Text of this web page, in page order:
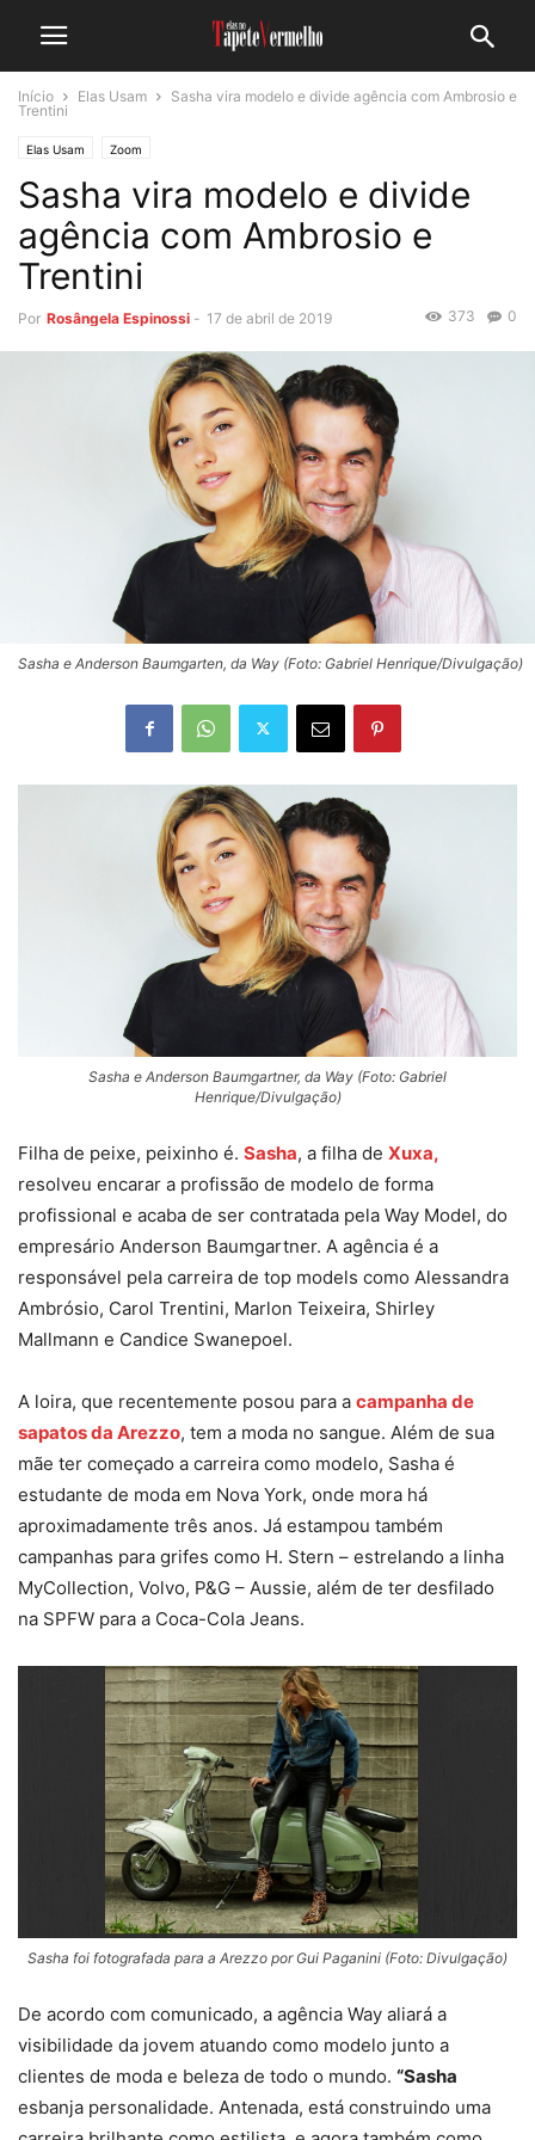
Início Elas Usam
Sasha vira modelo e divide agência com Ambrosio e
Trentini
Elas Usam Zoom
Sasha vira modelo e divide
agência com Ambrosio e
Trentini
Por Rosângela Espinossi - 17 de abril de 2019 0
373
Sasha e Anderson Baumgarten, da Way (Foto: Gabriel Henrique/Divulgação)
Sasha e Anderson Baumgartner, da Way (Foto: Gabriel
Henrique/Divulgação)
Filha de peixe, peixinho é. Sasha, a filha de Xuxa,
resolveu encarar a profissão de modelo de forma
profissional e acaba de ser contratada pela Way Model, do
empresário Anderson Baumgartner. A agência é a
responsável pela carreira de top models como Alessandra
Ambrósio, Carol Trentini, Marlon Teixeira, Shirley
Mallmann e Candice Swanepoel.
A loira, que recentemente posou para a campanha de
sapatos da Arezzo, tem a moda no sangue. Além de sua
mãe ter começado a carreira como modelo, Sasha é
estudante de moda em Nova York, onde mora há
aproximadamente três anos. Já estampou também
campanhas para grifes como H. Stern – estrelando a linha
MyCollection, Volvo, P&G – Aussie, além de ter desfilado
na SPFW para a Coca-Cola Jeans.
Sasha foi fotografada para a Arezzo por Gui Paganini (Foto: Divulgação)
De acordo com comunicado, a agência Way aliará a
visibilidade da jovem atuando como modelo junto a
clientes de moda e beleza de todo o mundo. “Sasha
esbanja personalidade. Antenada, está construindo uma